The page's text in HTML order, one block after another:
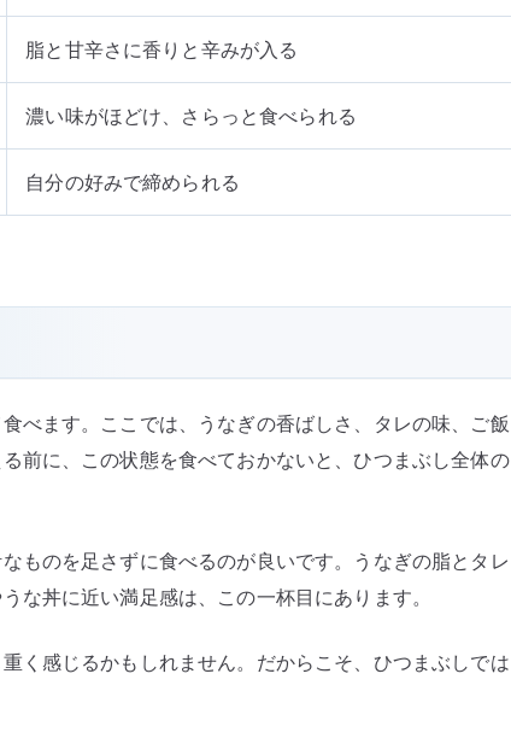
脂と甘辛さに香りと辛みが入る
濃い味がほどけ、さらっと食べられる
自分の好みで締められる
べます。ここでは、うなぎの香ばしさ、タレの味、ご飯
前に、この状態を食べておかないと、ひつまぶし全体の
ものを足さずに食べるのが良いです。うなぎの脂とタレ
な丼に近い満足感は、この一杯目にあります。
く感じるかもしれません。だからこそ、ひつまぶしでは